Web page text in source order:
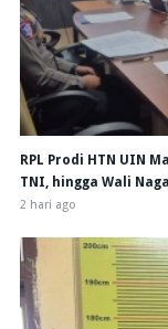
RPL Prodi HTN UIN
TNI, hingga Wali
2 hari ago